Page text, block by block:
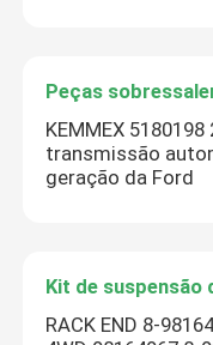
Peças
KEMMEX
transmissão
geração da Ford
Kit de suspensão
RACK END 8-